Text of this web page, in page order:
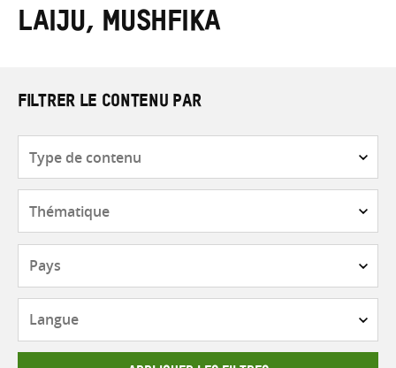
les
termes
Laiju, Mushfika
FILTRER LE CONTENU PAR
contenu